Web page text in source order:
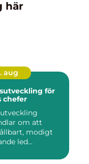
här
aug
för
chefer
om att
modigt
led...